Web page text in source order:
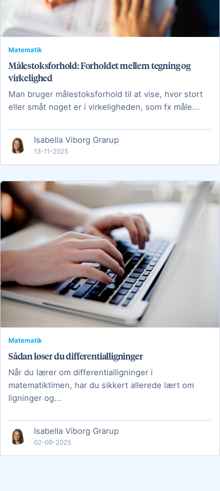
Matematik
Målestoksforhold: Forholdet mellem tegning og
virkelighed
Man bruger målestoksforhold til at vise, hvor stort
eller småt noget er i virkeligheden, som fx måle...
Isabella Viborg Grarup
13-11-2025
Matematik
Sådan løser du differentialligninger
Når du lærer om differentialligninger i
matematiktimen, har du sikkert allerede lært om
ligninger og...
Isabella Viborg Grarup
02-09-2025